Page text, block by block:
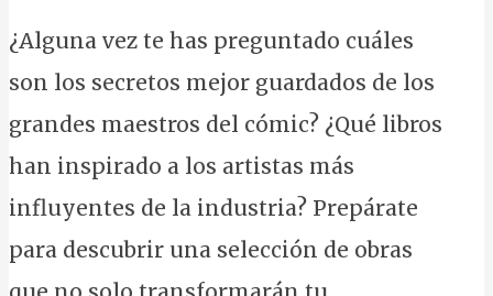
¿Alguna vez te has preguntado cuáles
son los secretos mejor guardados de los
grandes maestros del cómic? ¿Qué libros
han inspirado a los artistas más
influyentes de la industria? Prepárate
para descubrir una selección de obras